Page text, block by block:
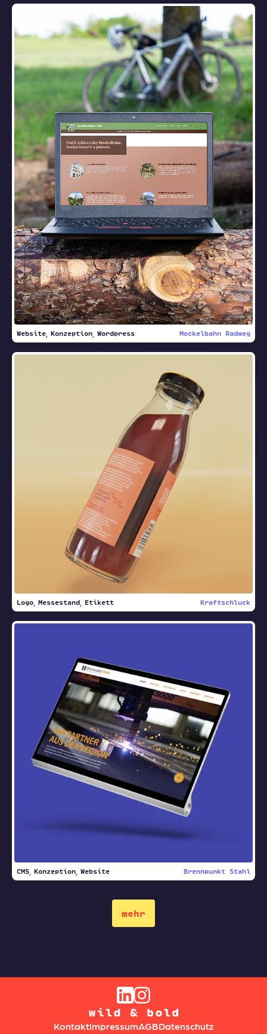
Website Konzeption Wordpress Mockelbahn Radweg
Logo Messestand Etikett Kraftschluck
CMS Konzeption Website Brennpunkt Stahl
mehr
KontaktImpressumAGBDatenschutz